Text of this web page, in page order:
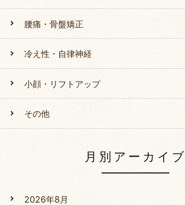
腰痛・骨盤矯正
冷え性・自律神経
小顔・リフトアップ
その他
月別アーカイブ
2026年8月